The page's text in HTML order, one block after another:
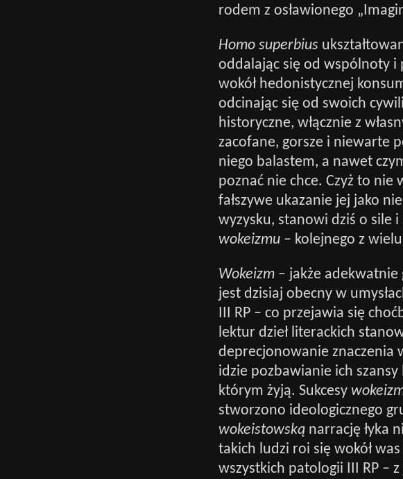
rodem z osławionego
Homo superbius
oddalając się od wspólnoty i
wokół hedonistycznej
odcinając się od swoich
historyczne, włącznie z
zacofane, gorsze i niewarte
niego balastem, a nawet
poznać nie chce. Czyż to nie
fałszywe ukazanie jej jako
wyzysku, stanowi dziś o sile
wokeizmu – kolejnego z
Wokeizm – jakże adekwatnie
jest dzisiaj obecny w
III RP – co przejawia się
lektur dzieł literackich
deprecjonowanie znaczenia
idzie pozbawianie ich
którym żyją. Sukcesy
stworzono ideologicznego
wokeistowską narrację łyka
takich ludzi roi się wokół
wszystkich patologii III RP –